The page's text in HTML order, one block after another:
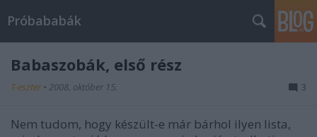
Próbababák
Babaszobák, első rész
T-eszter • 2008. október 15. 3
Nem tudom, hogy készült-e már bárhol ilyen lista,